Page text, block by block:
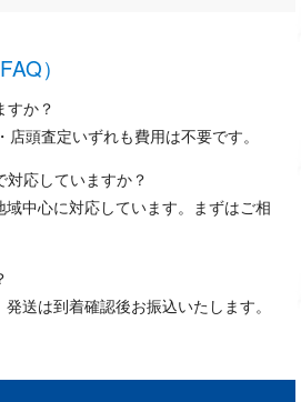
）
すか？
頭査定いずれも費用は不要です。
応していますか？
中心に対応しています。まずはご相
送は到着確認後お振込いたします。